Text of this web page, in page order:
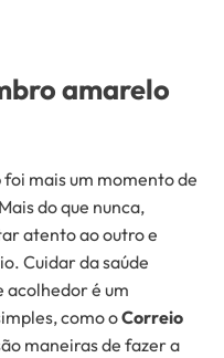
amarelo
foi mais um momento de
do que nunca,
atento ao outro e
Cuidar da saúde
é um
como oCorreio
maneiras de fazer a